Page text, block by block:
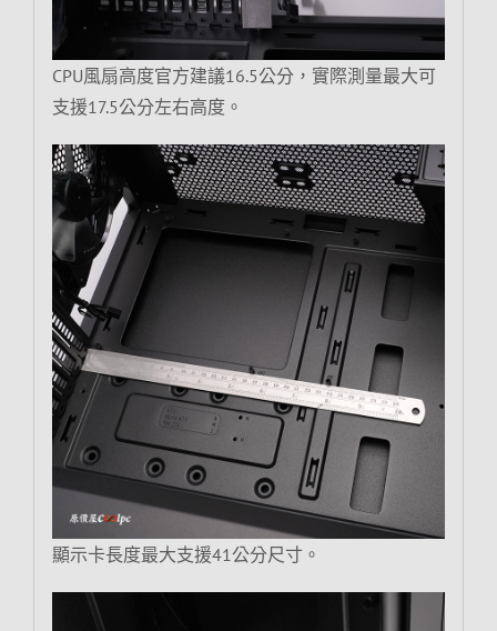
CPU風扇高度官方建議16.5公分，實際測量最大可
支援17.5公分左右高度。
顯示卡長度最大支援41公分尺寸。